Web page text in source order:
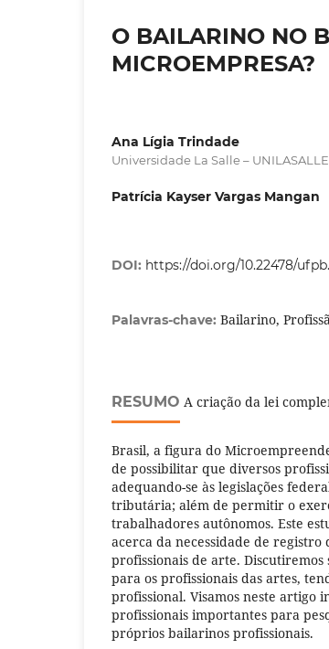
O BAILARINO NO
MICROEMPRESA?
Ana Lígia Trindade
Universidade La Salle – UNILASALLE
Patrícia Kayser Vargas Mangan
DOI: https://doi.org/10.22478/
Palavras-chave: Bailarino,
RESUMO A criação da lei
Brasil, a figura do
de possibilitar que diversos
adequando-se às legislações
tributária; além de permitir o
trabalhadores autônomos. Este
acerca da necessidade de
profissionais de arte.
para os profissionais das artes,
profissional. Visamos neste artigo
profissionais importantes para
próprios bailarinos profissionais.